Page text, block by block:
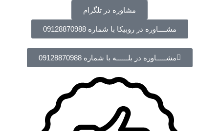
مشاوره در تلگرام
مشــــاوره در روبیکا با شماره 09128870988
مشـــــاوره در بلــــــه با شماره 09128870988